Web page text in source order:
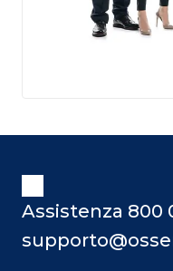
Assistenza 800